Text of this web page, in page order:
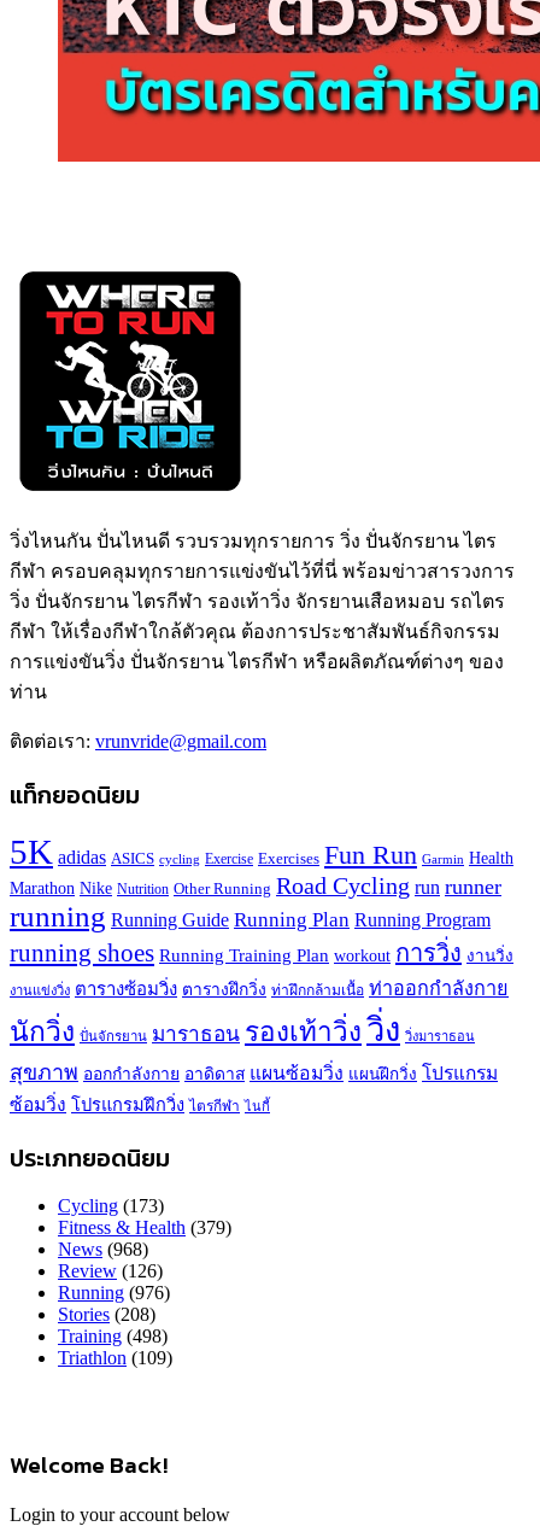
วิ่งไหนกัน ปั่นไหนดี รวบรวมทุกรายการ วิ่ง ปั่นจักรยาน ไตร
กีฬา ครอบคลุมทุกรายการแข่งขันไว้ที่นี่ พร้อมข่าวสารวงการ
วิ่ง ปั่นจักรยาน ไตรกีฬา รองเท้าวิ่ง จักรยานเสือหมอบ รถไตร
กีฬา ให้เรื่องกีฬาใกล้ตัวคุณ ต้องการประชาสัมพันธ์กิจกรรม
การแข่งขันวิ่ง ปั่นจักรยาน ไตรกีฬา หรือผลิตภัณฑ์ต่างๆ ของ
ท่าน
ติดต่อเรา: vrunvride@gmail.com
แท็กยอดนิยม
5K adidas ASICS cycling Exercise Exercises Fun Run Garmin Health
Marathon Nike Nutrition Other Running Road Cycling run runner
running Running Guide Running Plan Running Program
running shoes Running Training Plan workout การวิ่ง งานวิ่ง
งานแข่งวิ่ง ตารางซ้อมวิ่ง ตารางฝึกวิ่ง ท่าฝึกกล้ามเนื้อ ท่าออกกำลังกาย
นักวิ่ง ปั่นจักรยาน มาราธอน รองเท้าวิ่ง วิ่ง วิ่งมาราธอน
สุขภาพ ออกกำลังกาย อาดิดาส แผนซ้อมวิ่ง แผนฝึกวิ่ง โปรแกรม
ซ้อมวิ่ง โปรแกรมฝึกวิ่ง ไตรกีฬา ไนกี้
ประเภทยอดนิยม
Cycling (173)
Fitness & Health (379)
News (968)
Review (126)
Running (976)
Stories (208)
Training (498)
Triathlon (109)
Welcome Back!
Login to your account below